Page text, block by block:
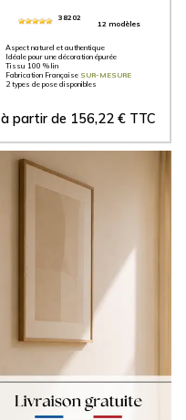
38202
12 modèles
Aspect naturel et authentique
Idéale pour une décoration épurée
Tissu 100 % lin
Fabrication Française SUR-MESURE
2 types de pose disponibles
à partir de 156,22€ TTC